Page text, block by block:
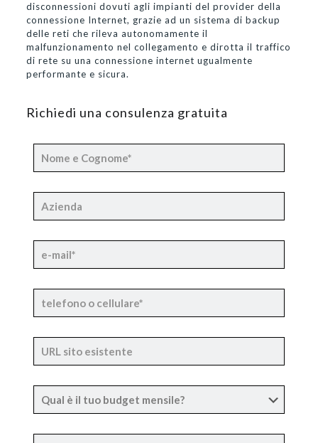
disconnessioni dovuti agli impianti del provider della
connessione Internet, grazie ad un sistema di backup
delle reti che rileva autonomamente il
malfunzionamento nel collegamento e dirotta il traffico
di rete su una connessione internet ugualmente
performante e sicura.
Richiedi una consulenza gratuita